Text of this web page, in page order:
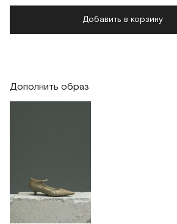
Добавить в корзину
Дополнить образ